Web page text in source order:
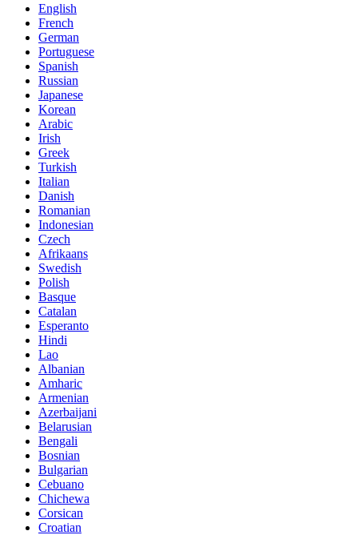
English
French
German
Portuguese
Spanish
Russian
Japanese
Korean
Arabic
Irish
Greek
Turkish
Italian
Danish
Romanian
Indonesian
Czech
Afrikaans
Swedish
Polish
Basque
Catalan
Esperanto
Hindi
Lao
Albanian
Amharic
Armenian
Azerbaijani
Belarusian
Bengali
Bosnian
Bulgarian
Cebuano
Chichewa
Corsican
Croatian